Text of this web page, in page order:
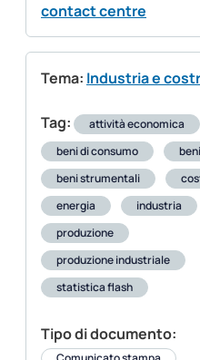
contact centre
Tema: Industria e
Tag:
attività economica
beni di consumo
beni strumentali
energia
industria
produzione
produzione industriale
statistica flash
Tipo di documento: